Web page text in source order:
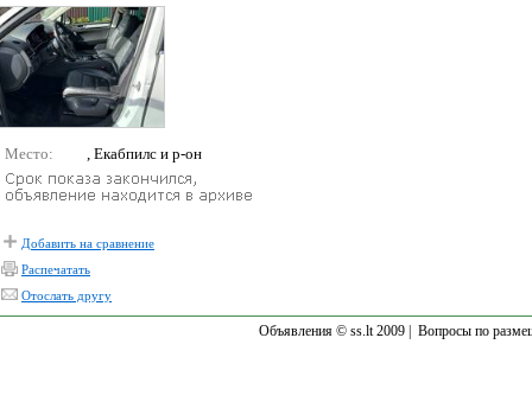
Место: , Екабпилс и р-он
Добавить на сравнение
Распечатать
Отослать другу
Объявления © ss.lt 2009 | Вопросы по